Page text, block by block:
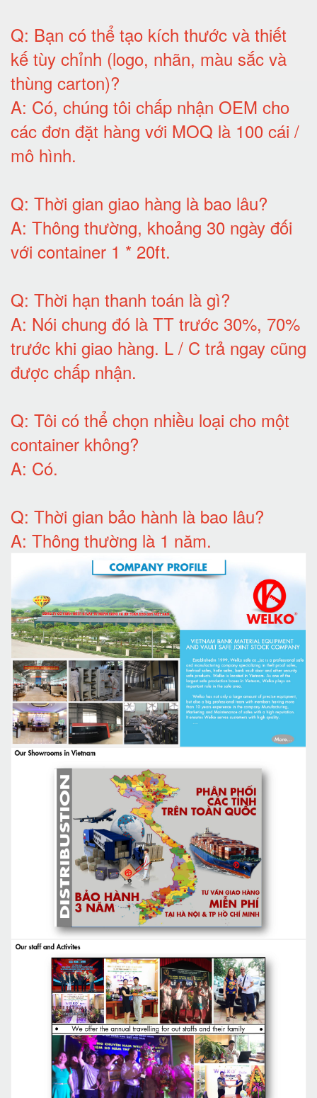
Q: Bạn có thể tạo kích thước và thiết
kế tùy chỉnh (logo, nhãn, màu sắc và
thùng carton)?
A: Có, chúng tôi chấp nhận OEM cho
các đơn đặt hàng với MOQ là 100 cái /
mô hình.
Q: Thời gian giao hàng là bao lâu?
A: Thông thường, khoảng 30 ngày đối
với container 1 * 20ft.
Q: Thời hạn thanh toán là gì?
A: Nói chung đó là TT trước 30%, 70%
trước khi giao hàng. L / C trả ngay cũng
được chấp nhận.
Q: Tôi có thể chọn nhiều loại cho một
container không?
A: Có.
Q: Thời gian bảo hành là bao lâu?
A: Thông thường là 1 năm.